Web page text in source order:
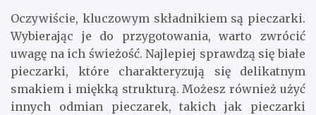
Oczywiście, kluczowym składnikiem są pieczarki.
Wybierając je do przygotowania, warto zwrócić
uwagę na ich świeżość. Najlepiej sprawdzą się białe
pieczarki, które charakteryzują się delikatnym
smakiem i miękką strukturą. Możesz również użyć
innych odmian pieczarek, takich jak pieczarki